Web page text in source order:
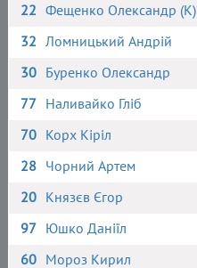
22 Фещенко Олександр (К)
32 Ломницький Андрій
30 Буренко Олександр
77 Наливайко Гліб
70 Корх Кіріл
28 Чорний Артем
20 Князєв Єгор
97 Юшко Даніїл
60 Мороз Кирил